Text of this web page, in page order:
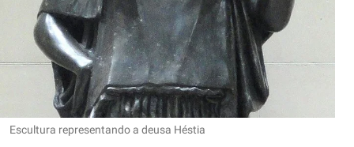
Escultura representando a deusa Héstia